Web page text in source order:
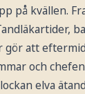
på kvällen.
gör att
och
elva